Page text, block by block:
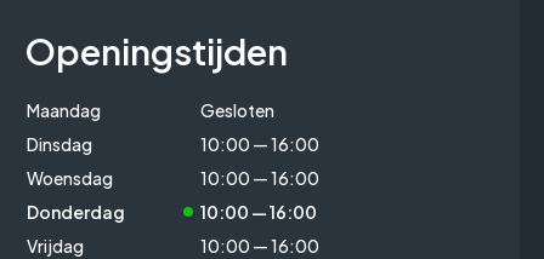
Openingstijden
Maandag
Gesloten
Dinsdag
10:00 — 16:00
Woensdag
10:00 — 16:00
Donderdag
10:00 — 16:00
Vrijdag
10:00 — 16:00